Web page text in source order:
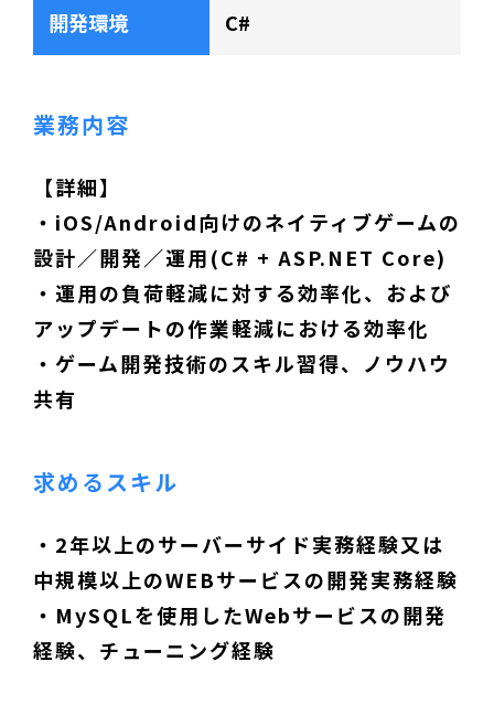
開発環境 C#
業務内容
【詳細】
・iOS/Android向けのネイティブゲームの
設計／開発／運用(C# + ASP.NET Core)
・運用の負荷軽減に対する効率化、および
アップデートの作業軽減における効率化
・ゲーム開発技術のスキル習得、ノウハウ
共有
求めるスキル
・2年以上のサーバーサイド実務経験又は
中規模以上のWEBサービスの開発実務経験
・MySQLを使用したWebサービスの開発
経験、チューニング経験